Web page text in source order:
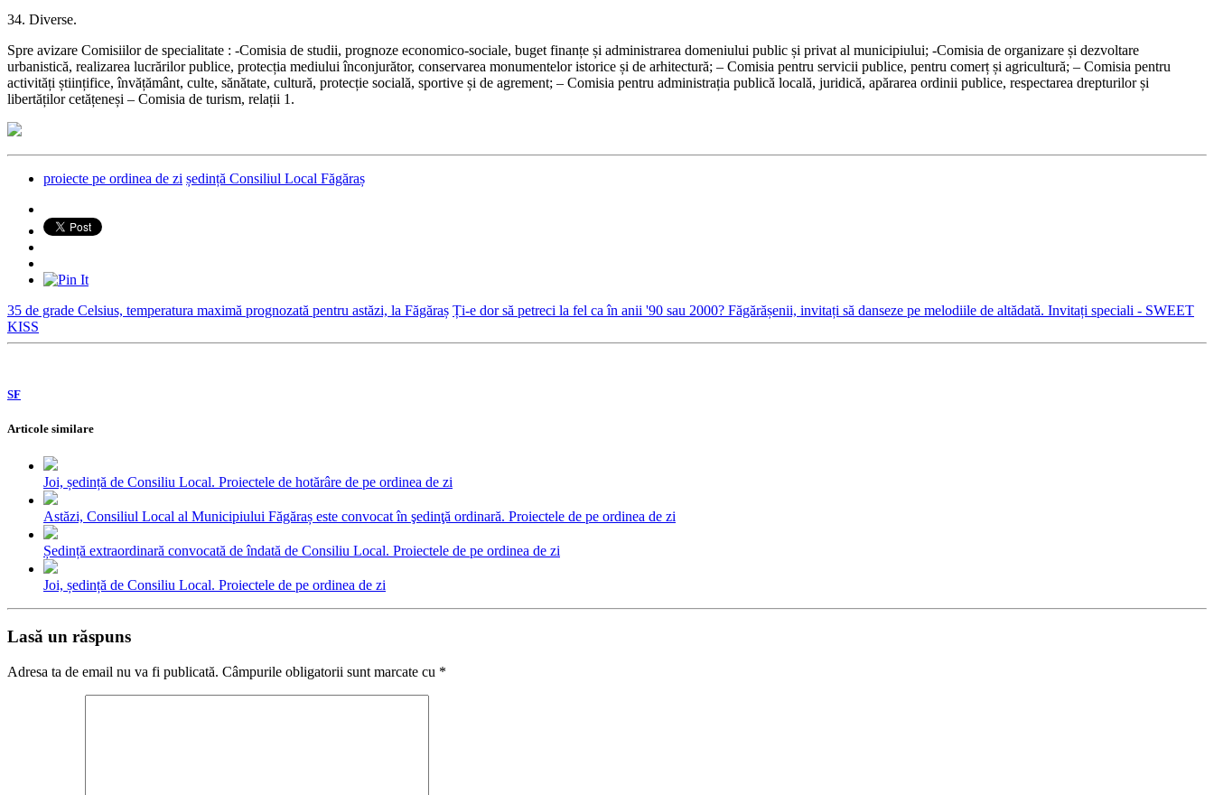
34. Diverse.
Spre avizare Comisiilor de specialitate : -Comisia de studii, prognoze economico-sociale, buget finanțe și administrarea domeniului public și privat al municipiului; -Comisia de organizare și dezvoltare
urbanistică, realizarea lucrărilor publice, protecția mediului înconjurător, conservarea monumentelor istorice și de arhitectură; – Comisia pentru servicii publice, pentru comerț și agricultură; – Comisia pentru
activități științifice, învățământ, culte, sănătate, cultură, protecție socială, sportive și de agrement; – Comisia pentru administrația publică locală, juridică, apărarea ordinii publice, respectarea drepturilor și
libertăților cetățeneși – Comisia de turism, relații 1.
proiecte pe ordinea de zi ședință Consiliul Local Făgăraș
35 de grade Celsius, temperatura maximă prognozată pentru astăzi, la Făgăraș Ți-e dor să petreci la fel ca în anii '90 sau 2000? Făgărășenii, invitați să danseze pe melodiile de altădată. Invitați speciali - SWEET
KISS
SF
Articole similare
Joi, ședință de Consiliu Local. Proiectele de hotărâre de pe ordinea de zi
Astăzi, Consiliul Local al Municipiului Făgăraș este convocat în şedinţă ordinară. Proiectele de pe ordinea de zi
Ședință extraordinară convocată de îndată de Consiliu Local. Proiectele de pe ordinea de zi
Joi, ședință de Consiliu Local. Proiectele de pe ordinea de zi
Lasă un răspuns
Adresa ta de email nu va fi publicată. Câmpurile obligatorii sunt marcate cu *